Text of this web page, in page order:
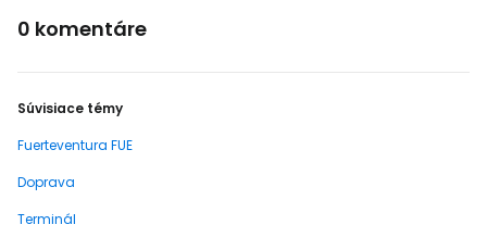
0 komentáre
Súvisiace témy
Fuerteventura FUE
Doprava
Terminál